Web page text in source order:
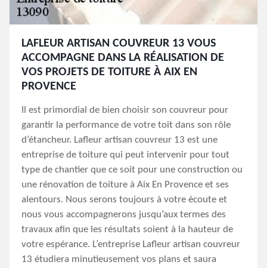
LAFLEUR ARTISAN COUVREUR 13 VOUS
ACCOMPAGNE DANS LA RÉALISATION DE
VOS PROJETS DE TOITURE À AIX EN
PROVENCE
Il est primordial de bien choisir son couvreur pour
garantir la performance de votre toit dans son rôle
d’étancheur. Lafleur artisan couvreur 13 est une
entreprise de toiture qui peut intervenir pour tout
type de chantier que ce soit pour une construction ou
une rénovation de toiture à Aix En Provence et ses
alentours. Nous serons toujours à votre écoute et
nous vous accompagnerons jusqu’aux termes des
travaux afin que les résultats soient à la hauteur de
votre espérance. L’entreprise Lafleur artisan couvreur
13 étudiera minutieusement vos plans et saura